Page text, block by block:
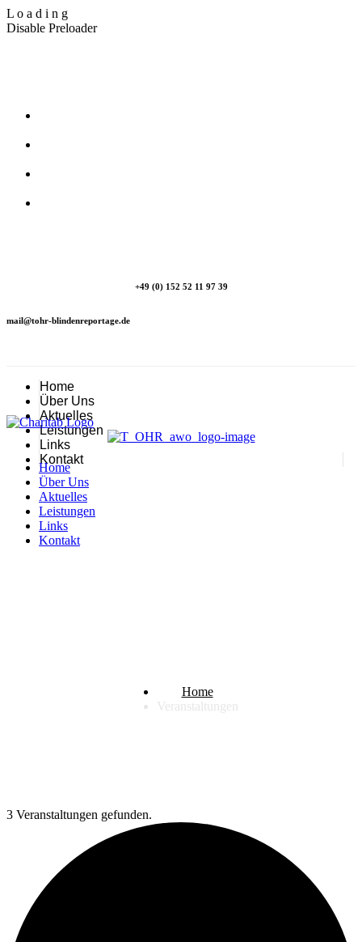
L o a d i n g
Disable Preloader
+49 (0) 152 52 11 97 39
mail@tohr-blindenreportage.de
Home
Über Uns
Aktuelles
Leistungen
Links
Kontakt
Home
Über Uns
Aktuelles
Leistungen
Links
Kontakt
Home
Veranstaltungen
3 Veranstaltungen gefunden.